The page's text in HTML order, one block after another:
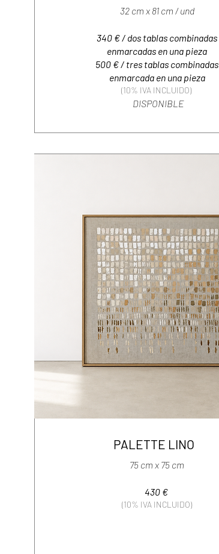
32 cm x 81 cm / und
340 € / dos tablas combinadas
enmarcadas en una pieza
500 € / tres tablas combinadas
enmarcada en una pieza
(10% IVA INCLUIDO)
DISPONIBLE
PALETTE LINO
75 cm x 75 cm
430 €
(10% IVA INCLUIDO)